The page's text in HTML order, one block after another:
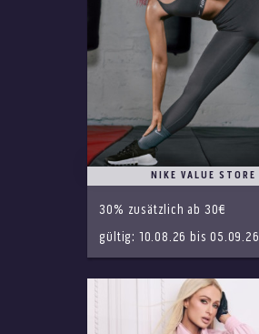
NIKE VALUE STORE
30% zusätzlich ab 30€
gültig: 10.08.26 bis 05.09.26